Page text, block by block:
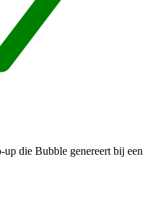
die Bubble genereert bij een